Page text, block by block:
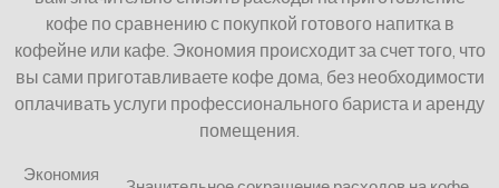
кофе по сравнению с покупкой готового напитка в
кофейне или кафе. Экономия происходит за счет того, что
вы сами приготавливаете кофе дома, без необходимости
оплачивать услуги профессионального бариста и аренду
помещения.
Экономия